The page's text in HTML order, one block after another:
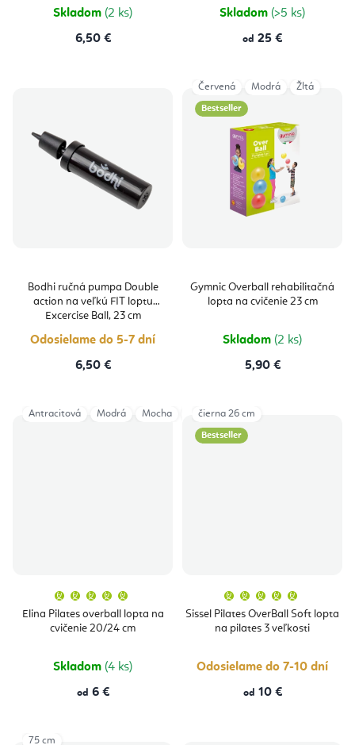
Skladom (2 ks)
6,50 €
Skladom (>5 ks)
od 25 €
Bodhi ručná pumpa Double
action na veľkú FIT loptu
Excercise Ball, 23 cm
Odosielame do 5-7 dní
6,50 €
Bestseller
Gymnic Overball rehabilitačná
lopta na cvičenie 23 cm
Skladom (2 ks)
5,90 €
Červená Modrá Žltá
Elina Pilates overball lopta na
cvičenie 20/24 cm
produktu
je
5,0
hviezdičiek.
Skladom (4 ks)
od 6 €
Antracitová Modrá Mocha Šedá Azul
Bestseller
Sissel Pilates OverBall Soft lopta
na pilates 3 veľkosti
produktu
je
5,0
Odosielame do 7-10 dní
od 10 €
čierna 26 cm
75 cm